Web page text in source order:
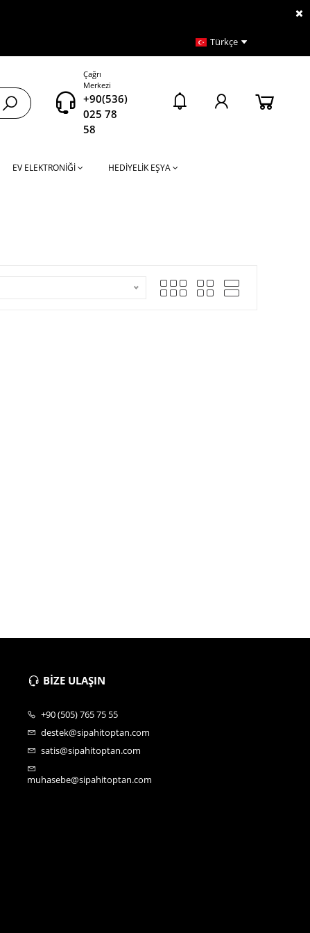
Türkçe
Çağrı
Merkezi
+90(536)
025 78
58
EV ELEKTRONİĞİ HEDİYELİK EŞYA
BİZE ULAŞIN
+90 (505) 765 75 55
destek@sipahitoptan.com
satis@sipahitoptan.com
muhasebe@sipahitoptan.com